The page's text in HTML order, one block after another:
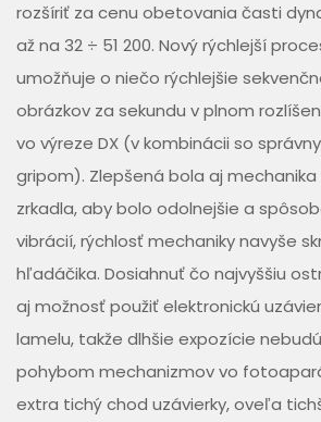
rozšíriť za cenu obetovania časti
až na 32 ÷ 51 200. Nový rýchlejší
umožňuje o niečo rýchlejšie
obrázkov za sekundu v plnom
vo výreze DX (v kombinácii so
gripom). Zlepšená bola aj
zrkadla, aby bolo odolnejšie a
vibrácií, rýchlosť mechaniky navyše
hľadáčika. Dosiahnuť čo najvyššiu
aj možnosť použiť elektronickú
lamelu, takže dlhšie expozície
pohybom mechanizmov vo
extra tichý chod uzávierky, oveľa